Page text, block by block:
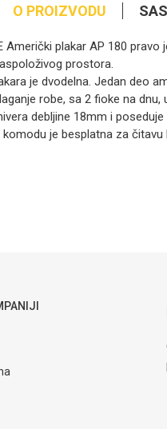
O PROIZVODU
Američki plakar AP 180
prostora.
je dvodelna. Jedan deo
robe, sa 2 fioke na dnu,
debljine 18mm i
je besplatna za čitavu